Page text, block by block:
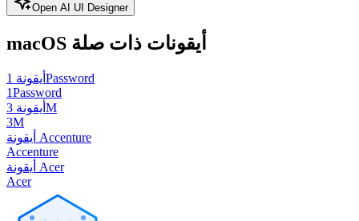
Open AI UI Designer
macOS أيقونات ذات صلة
أيقونة 1Password
1Password
أيقونة 3M
3M
أيقونة Accenture
Accenture
أيقونة Acer
Acer